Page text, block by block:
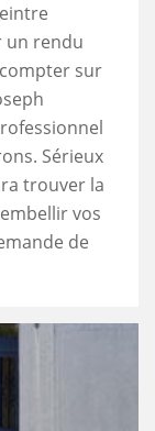
un rendu
sur
Sérieux
trouver la
vos
de